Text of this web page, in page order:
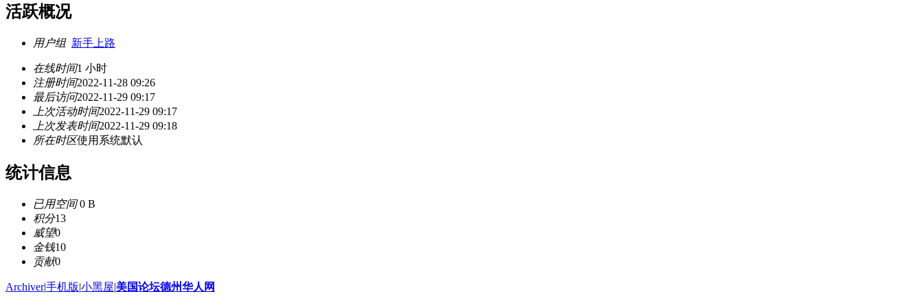
活跃概况
用户组 新手上路
在线时间1 小时
注册时间2022-11-28 09:26
最后访问2022-11-29 09:17
上次活动时间2022-11-29 09:17
上次发表时间2022-11-29 09:18
所在时区使用系统默认
统计信息
已用空间0 B
积分13
威望0
金钱10
贡献0
Archiver|手机版|小黑屋|美国论坛德州华人网